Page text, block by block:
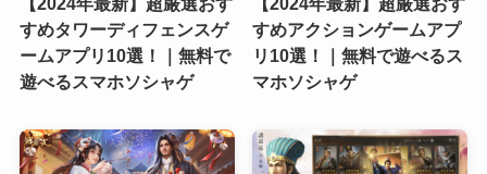
すめタワーディフェンスゲ
ームアプリ10選！｜無料で
遊べるスマホソシャゲ
すめアクションゲームアプ
リ10選！｜無料で遊べるス
マホソシャゲ